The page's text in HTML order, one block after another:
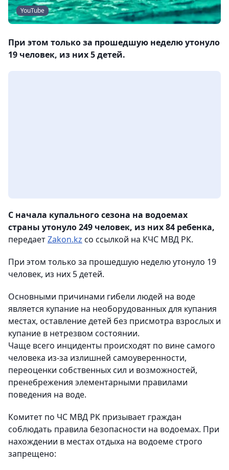
YouTube
При этом только за прошедшую неделю утонуло
19 человек, из них 5 детей.
С начала купального сезона на водоемах
страны утонуло 249 человек, из них 84 ребенка,
передаетZakon.kz со ссылкой на КЧС МВД РК.
При этом только за прошедшую неделю утонуло 19
человек, из них 5 детей.
Основными причинами гибели людей на воде
является купание на необорудованных для купания
местах, оставление детей без присмотра взрослых и
купание в нетрезвом состоянии.
Чаще всего инциденты происходят по вине самого
человека из-за излишней самоуверенности,
переоценки собственных сил и возможностей,
пренебрежения элементарными правилами
поведения на воде.
Комитет по ЧС МВД РК призывает граждан
соблюдать правила безопасности на водоемах. При
нахождении в местах отдыха на водоеме строго
запрещено: